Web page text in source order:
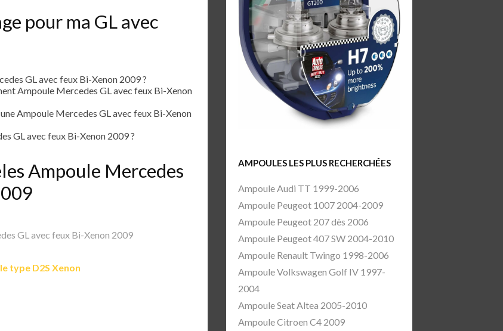
pour ma GL avec
GL avec feux Bi-Xenon 2009 ?
Ampoule Mercedes GL avec feux Bi-Xenon
Ampoule Mercedes GL avec feux Bi-Xenon
GL avec feux Bi-Xenon 2009 ?
Ampoule Mercedes
GL avec feux Bi-Xenon 2009
type D2S Xenon
AMPOULES LES PLUS RECHERCHÉES
Ampoule Audi TT 1999-2006
Ampoule Peugeot 1007 2004-2009
Ampoule Peugeot 207 dès 2006
Ampoule Peugeot 407 SW 2004-2010
Ampoule Renault Twingo 1998-2006
Ampoule Volkswagen Golf IV 1997-
2004
Ampoule Seat Altea 2005-2010
Ampoule Citroen C4 2009